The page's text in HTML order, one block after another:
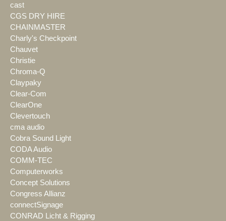
cast
CGS DRY HIRE
CHAINMASTER
Charly's Checkpoint
Chauvet
Christie
Chroma-Q
Claypaky
Clear-Com
ClearOne
Clevertouch
cma audio
Cobra Sound Light
CODA Audio
COMM-TEC
Computerworks
Concept Solutions
Congress Allianz
connectSignage
CONRAD Licht & Rigging